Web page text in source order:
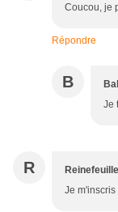
Coucou, je
Répondre
B
Je
R Reinefeuille
Je